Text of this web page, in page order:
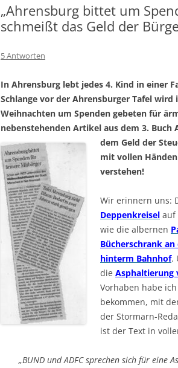
„Ahrensburg bittet um
schmeißt das Geld der
5 Antworten
In Ahrensburg lebt jedes 4. Kind in einer
Schlange vor der Ahrensburger Tafel
Weihnachten um Spenden gebeten für
nebenstehenden Artikel aus dem 3.
dem Geld der
mit vollen
verstehen!
Wir erinnern uns:
Deppenkreisel auf
wie die albernen
Bücherschrank
hinterm Bahnhof.
die Asphaltierung
Vorhaben habe
bekommen, mit
der Stormarn-
ist der Text in
„BUND und ADFC sprechen sich für eine